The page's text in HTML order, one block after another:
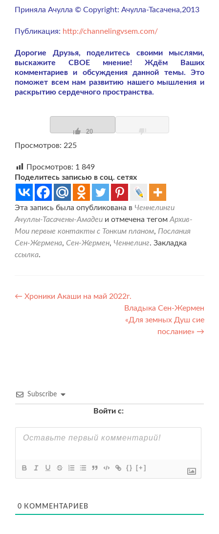
Приняла Ачулла © Copyright: Ачулла-Тасачена,2013
Публикация: http://channelingvsem.com/
Дорогие Друзья, поделитесь своими мыслями,
выскажите СВОЕ мнение! Ждём Ваших
комментариев и обсуждения данной темы. Это
поможет всем нам развитию нашего мышления и
раскрытию сердечного пространства.
20
Просмотров: 225
Просмотров: 1 849
Поделитесь записью в соц. сетях
Эта запись была опубликована в Ченнелинги
Ачуллы-Тасачены-Амадеи и отмечена тегомАрхив-
Мои первые контакты с Тонким планом, Послания
Сен-Жермена, Сен-Жермен, Ченнелинг. Закладка
ссылка.
Навигация
← Хроники Акаши на май 2022г.
Владыка Сен-Жермен
«Для земных Душ сие
послание» →
Subscribe
Войти с:
{} [+]
0 КОММЕНТАРИЕВ